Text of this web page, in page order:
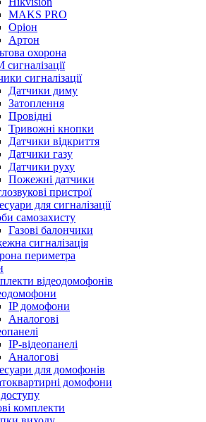
MAKS PRO
Оріон
Артон
охорона
сигналізації
сигналізації
Датчики диму
Затоплення
Провідні
Тривожні кнопки
Датчики відкриття
Датчики газу
Датчики руху
Пожежні датчики
пристрої
для сигналізації
самозахисту
Газові балончики
сигналізація
периметра
відеодомофонів
IP домофони
Аналогові
IP-відеопанелі
Аналогові
для домофонів
домофони
комплекти